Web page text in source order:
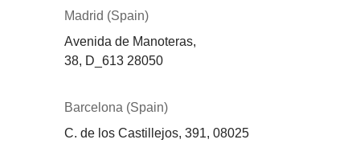
Madrid (Spain)
Avenida de Manoteras,
38, D_613 28050
Barcelona (Spain)
C. de los Castillejos, 391, 08025